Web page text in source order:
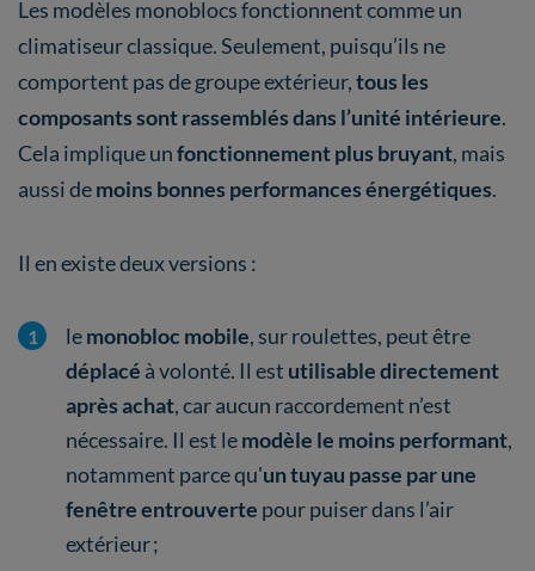
Les modèles monoblocs fonctionnent comme un
climatiseur classique. Seulement, puisqu’ils ne
comportent pas de groupe extérieur,tous les
composants sont rassemblés dans l’unité intérieure.
Cela implique unfonctionnement plus bruyant, mais
aussi demoins bonnes performances énergétiques.
Il en existe deux versions :
lemonobloc mobile, sur roulettes, peut être
déplacé à volonté. Il est utilisable directement
après achat, car aucun raccordement n’est
nécessaire. Il est lemodèle le moins performant,
notamment parce qu'un tuyau passe par une
fenêtreentrouverte pour puiser dans l’air
extérieur ;